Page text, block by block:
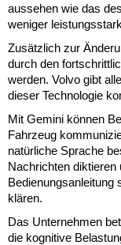
aussehen wie das
weniger
Zusätzlich zur
durch den
werden. Volvo gibt
dieser Technologie
Mit Gemini können
Fahrzeug
natürliche Sprache
Nachrichten
Bedienungsanleitung
klären.
Das Unternehmen
die kognitive